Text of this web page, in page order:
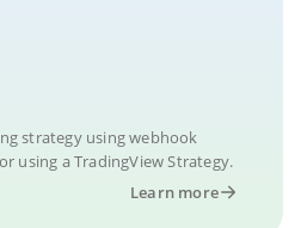
strategy using webhook
using a TradingView Strategy.
Learn more